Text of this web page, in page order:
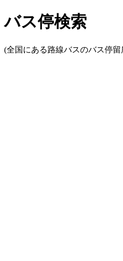
バス停検索
(全国にある路線バスのバス停